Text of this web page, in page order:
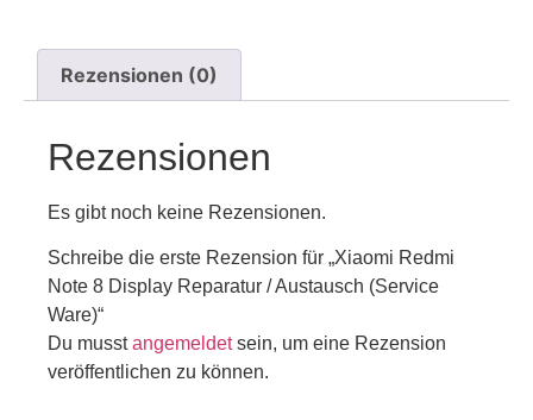
Rezensionen (0)
Rezensionen
Es gibt noch keine Rezensionen.
Schreibe die erste Rezension für „Xiaomi Redmi
Note 8 Display Reparatur / Austausch (Service
Ware)“
Du musstangemeldetsein, um eine Rezension
veröffentlichen zu können.